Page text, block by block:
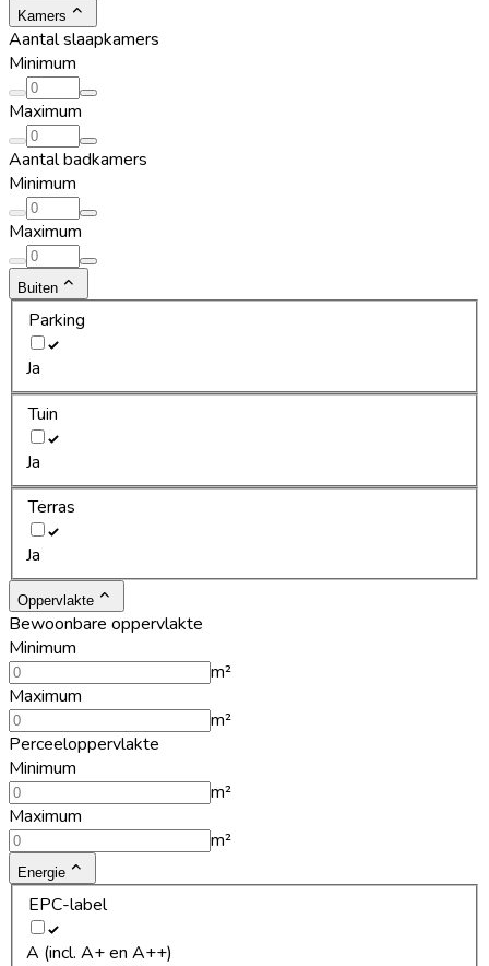
Kamers
Aantal slaapkamers
Minimum
Maximum
Aantal badkamers
Minimum
Maximum
Buiten
Parking
Ja
Tuin
Ja
Terras
Ja
Oppervlakte
Bewoonbare oppervlakte
Minimum
m²
Maximum
m²
Perceeloppervlakte
Minimum
m²
Maximum
m²
Energie
EPC-label
A (incl. A+ en A++)